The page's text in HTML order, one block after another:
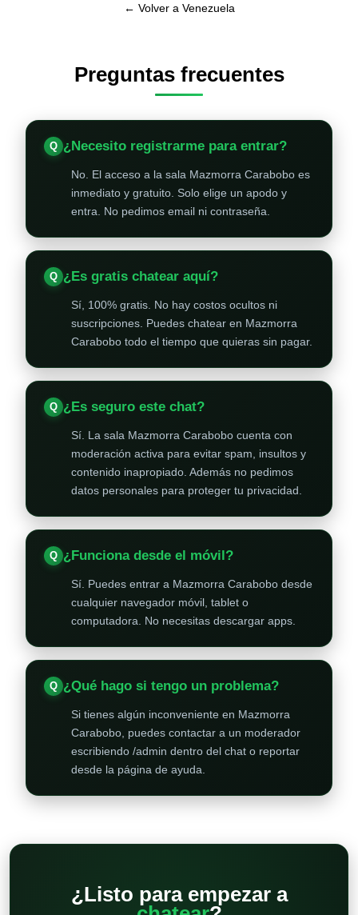
← Volver a Venezuela
Preguntas frecuentes
¿Necesito registrarme para entrar?
No. El acceso a la sala Mazmorra Carabobo es
inmediato y gratuito. Solo elige un apodo y
entra. No pedimos email ni contraseña.
¿Es gratis chatear aquí?
Sí, 100% gratis. No hay costos ocultos ni
suscripciones. Puedes chatear en Mazmorra
Carabobo todo el tiempo que quieras sin pagar.
¿Es seguro este chat?
Sí. La sala Mazmorra Carabobo cuenta con
moderación activa para evitar spam, insultos y
contenido inapropiado. Además no pedimos
datos personales para proteger tu privacidad.
¿Funciona desde el móvil?
Sí. Puedes entrar a Mazmorra Carabobo desde
cualquier navegador móvil, tablet o
computadora. No necesitas descargar apps.
¿Qué hago si tengo un problema?
Si tienes algún inconveniente en Mazmorra
Carabobo, puedes contactar a un moderador
escribiendo /admin dentro del chat o reportar
desde la página de ayuda.
¿Listo para empezar a